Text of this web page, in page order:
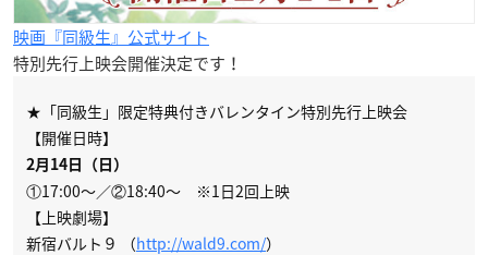
映画『同級生』公式サイト
特別先行上映会開催決定です！
★「同級生」限定特典付きバレンタイン特別先行上映会
【開催日時】
2月14日（日）
①17:00～／②18:40～ ※1日2回上映
【上映劇場】
新宿バルト９ （http://wald9.com/）